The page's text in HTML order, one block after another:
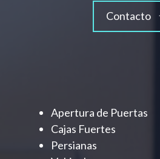
Contacto
Apertura de Puertas
Cajas Fuertes
Persianas